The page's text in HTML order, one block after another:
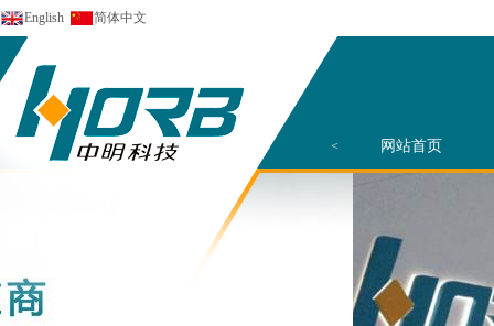
English 简体中文
< 网站首页